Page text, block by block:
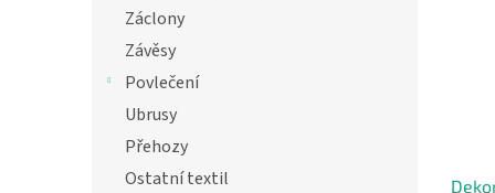
Záclony
Závěsy
Povlečení
Ubrusy
Přehozy
Ostatní textil